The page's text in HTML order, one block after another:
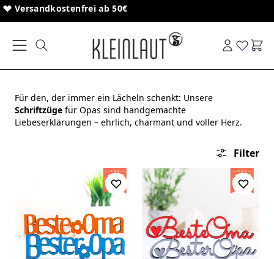
Direkt zum Inhalt
Versandkostenfrei ab 50€
Für den, der immer ein Lächeln schenkt: Unsere
Schriftzüge für Opas sind handgemachte
Liebeserklärungen – ehrlich, charmant und voller Herz.
Filter